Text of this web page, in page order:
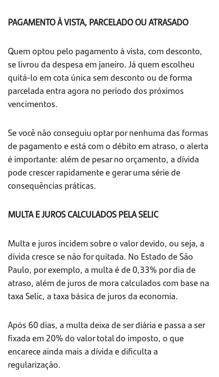
PAGAMENTO À VISTA, PARCELADO OU ATRASADO
Quem optou pelo pagamento à vista, com desconto,
se livrou da despesa em janeiro. Já quem escolheu
quitá-lo em cota única sem desconto ou de forma
parcelada entra agora no período dos próximos
vencimentos.
Se você não conseguiu optar por nenhuma das formas
de pagamento e está com o débito em atraso, o alerta
é importante: além de pesar no orçamento, a dívida
pode crescer rapidamente e gerar uma série de
consequências práticas.
MULTA E JUROS CALCULADOS PELA SELIC
Multa e juros incidem sobre o valor devido, ou seja, a
dívida cresce se não for quitada. No Estado de São
Paulo, por exemplo, a multa é de 0,33% por dia de
atraso, além de juros de mora calculados com base na
taxa Selic, a taxa básica de juros da economia.
Após 60 dias, a multa deixa de ser diária e passa a ser
fixada em 20% do valor total do imposto, o que
encarece ainda mais a dívida e dificulta a
regularização.